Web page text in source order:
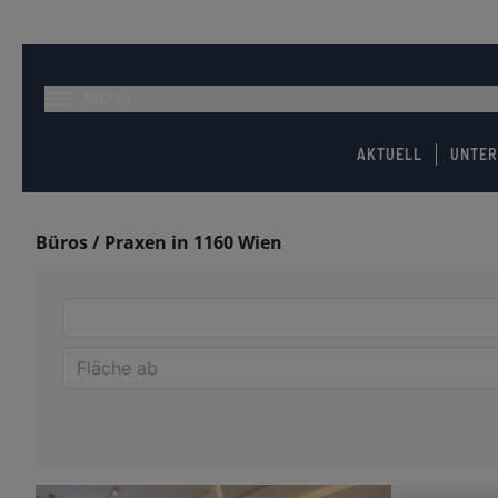
AKTUELL
Büros / Praxen in 1160 Wien